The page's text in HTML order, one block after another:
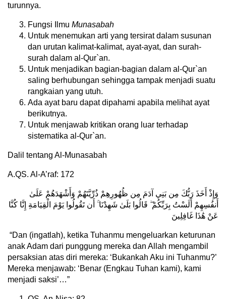
turunnya.
Fungsi Ilmu Munasabah
Untuk menemukan arti yang tersirat dalam susunan
dan urutan kalimat-kalimat, ayat-ayat, dan surah-
surah dalam al-Qur`an.
Untuk menjadikan bagian-bagian dalam al-Qur`an
saling berhubungan sehingga tampak menjadi suatu
rangkaian yang utuh.
Ada ayat baru dapat dipahami apabila melihat ayat
berikutnya.
Untuk menjawab kritikan orang luar terhadap
sistematika al-Qur`an.
Dalil tentang Al-Munasabah
A.QS. Al-A’raf: 172
وَإِذْ أَخَذَ رَبُّكَ مِن بَنِي آدَمَ مِن ظُهُورِهِمْ ذُرِّيَّتَهُمْ وَأَشْهَدَهُمْ عَلَىٰ
أَنفُسِهِمْ أَلَسْتُ بِرَبِّكُمْ ۖ قَالُوا بَلَىٰ شَهِدْنَا ۚ أَن تَقُولُوا يَوْمَ الْقِيَامَةِ إِنَّا كُنَّا
عَنْ هَٰذَا غَافِلِينَ
“Dan (ingatlah), ketika Tuhanmu mengeluarkan keturunan
anak Adam dari punggung mereka dan Allah mengambil
persaksian atas diri mereka: ‘Bukankah Aku ini Tuhanmu?’
Mereka menjawab: ‘Benar (Engkau Tuhan kami), kami
menjadi saksi’…”